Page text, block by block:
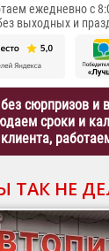
ежедневно с
выходных и
сюрпризов и
сроки и
ТАК НЕ